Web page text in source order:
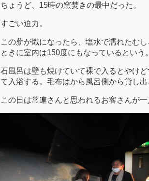
ちょうど、15時の窯焚きの最中だった。
すごい迫力。
この薪が熾になったら、塩水で濡れたむ
ときに室内は150度にもなっているという。
石風呂は壁も焼けていて裸で入るとやけ
て入浴する。毛布はから風呂側から貸し出
この日は常連さんと思われるお客さんが